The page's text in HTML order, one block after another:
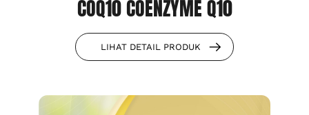
COQ10 COENZYME Q10
LIHAT DETAIL PRODUK